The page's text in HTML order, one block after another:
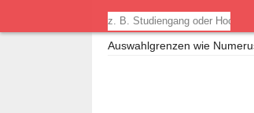
Auswahlgrenzen wie